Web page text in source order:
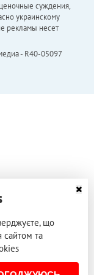
суждения,
украинскому
рекламы несет
- R40-05097
що
сайтом та